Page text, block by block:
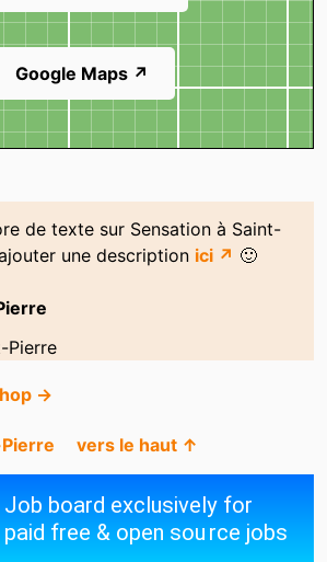
Google Maps ↗
de texte sur Sensation à Saint-
une description ici ↗ 🙂
→
vers le haut ↑